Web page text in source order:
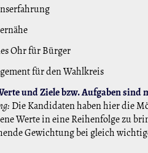
Ohr für Bürger
für den Wahlkreis
und Ziele bzw. Aufgaben
Die Kandidaten haben hier die
Werte in eine Reihenfolge zu
Gewichtung bei gleich